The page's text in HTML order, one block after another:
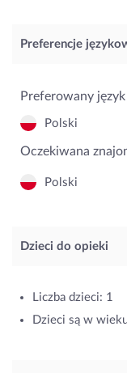
Preferencje
Preferowany
Polski
Oczekiwana
Polski
Dzieci do opieki
Liczba dzieci: 1
Dzieci są w